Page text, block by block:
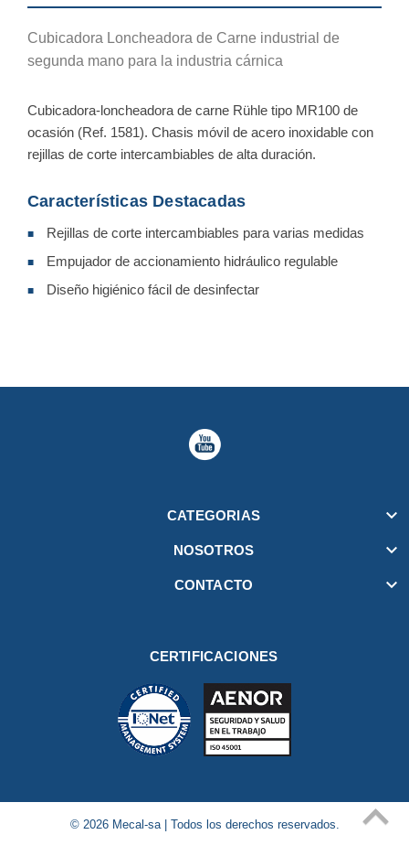
Cubicadora Loncheadora de Carne industrial de
segunda mano para la industria cárnica
Cubicadora-loncheadora de carne Rühle tipo MR100 de
ocasión (Ref. 1581). Chasis móvil de acero inoxidable con
rejillas de corte intercambiables de alta duración.
Características Destacadas
■ Rejillas de corte intercambiables para varias medidas
■ Empujador de accionamiento hidráulico regulable
■ Diseño higiénico fácil de desinfectar
CATEGORIAS 
NOSOTROS 
CONTACTO 
CERTIFICACIONES